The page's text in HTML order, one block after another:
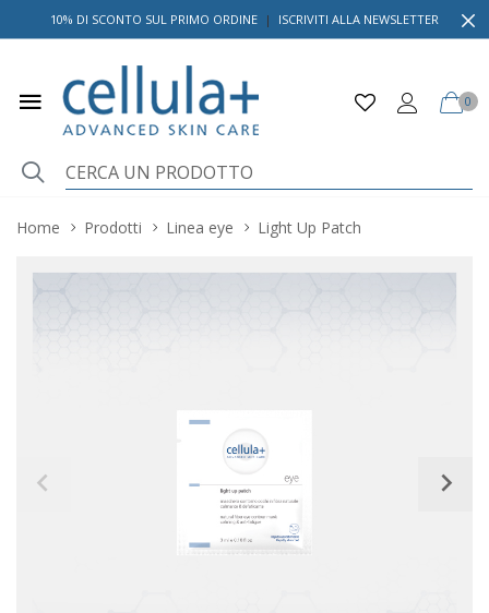
10% DI SCONTO SUL PRIMO ORDINE | ISCRIVITI ALLA NEWSLETTER
0
Home Prodotti Linea eye Light Up Patch